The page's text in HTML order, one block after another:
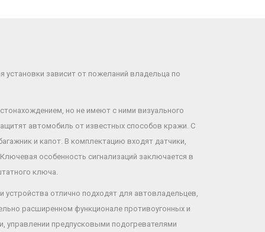
установки зависит от пожеланий владельца по
но не имеют с ними визуального
автомобиль от известных способов кражи. С
и капот. В комплектацию входят датчики,
особенность сигнализаций заключается в
ключа.
устройства отлично подходят для автовладельцев,
расширенном функционале противоугонных и
управлении предпусковыми подогревателями